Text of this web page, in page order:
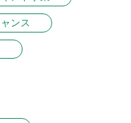
ンス